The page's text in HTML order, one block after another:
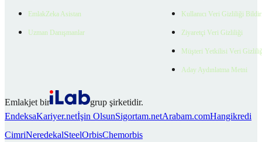
EmlakZeka Asistan
Uzman Danışmanlar
Kullanıcı Veri Gizliliği
Ziyaretçi Veri Gizliliği
Müşteri Yetkilisi Veri
Aday Aydınlatma Metni
Emlakjet bir
grup şirketidir.
EndeksaKariyer.netİşin OlsunSigortam.netArabam.comHangikredi
CimriNeredekalSteelOrbisChemorbis